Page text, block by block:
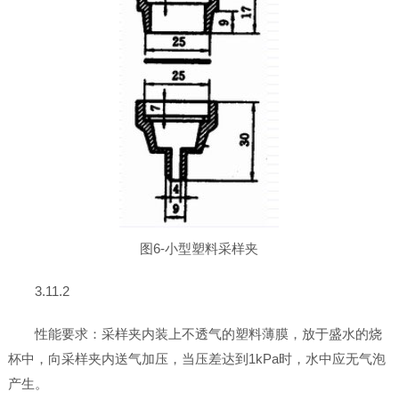
图6-小型塑料采样夹
3.11.2
性能要求：采样夹内装上不透气的塑料薄膜，放于盛水的烧
杯中，向采样夹内送气加压，当压差达到1kPa时，水中应无气泡
产生。